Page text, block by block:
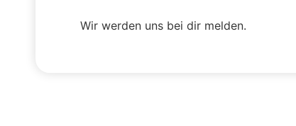
Wir werden uns bei dir melden.